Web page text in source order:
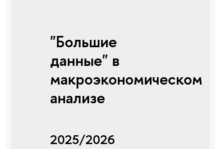
"Большие
данные" в
макроэкономическом
анализе
2025/2026